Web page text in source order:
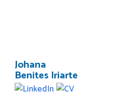
Johana
Benites Iriarte